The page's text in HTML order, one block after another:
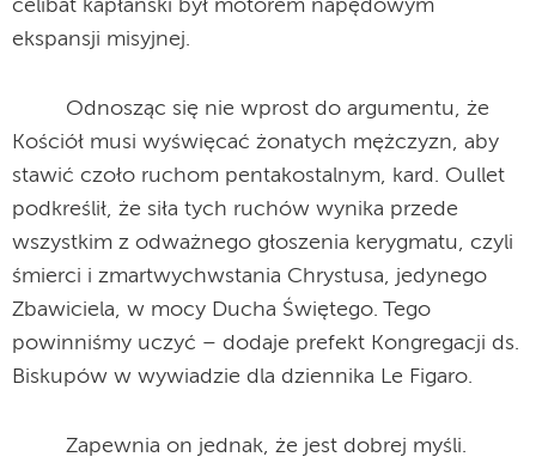
celibat kapłański był motorem napędowym
ekspansji misyjnej.
Odnosząc się nie wprost do argumentu, że
Kościół musi wyświęcać żonatych mężczyzn, aby
stawić czoło ruchom pentakostalnym, kard. Oullet
podkreślił, że siła tych ruchów wynika przede
wszystkim z odważnego głoszenia kerygmatu, czyli
śmierci i zmartwychwstania Chrystusa, jedynego
Zbawiciela, w mocy Ducha Świętego. Tego
powinniśmy uczyć – dodaje prefekt Kongregacji ds.
Biskupów w wywiadzie dla dziennika Le Figaro.
Zapewnia on jednak, że jest dobrej myśli.